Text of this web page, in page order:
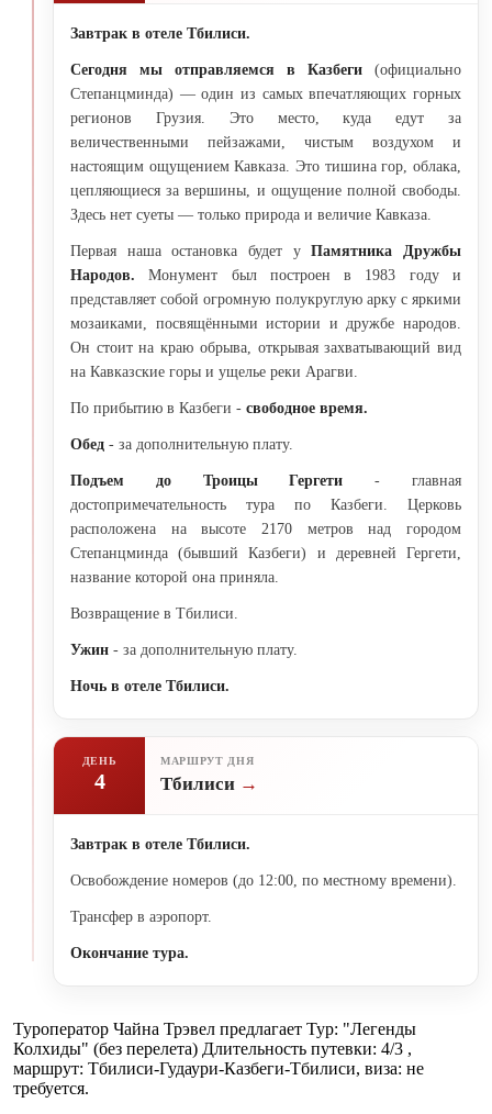
Завтрак в отеле Тбилиси.
Сегодня мы отправляемся в Казбеги (официально
Степанцминда) — один из самых впечатляющих горных
регионов Грузия. Это место, куда едут за
величественными пейзажами, чистым воздухом и
настоящим ощущением Кавказа. Это тишина гор, облака,
цепляющиеся за вершины, и ощущение полной свободы.
Здесь нет суеты — только природа и величие Кавказа.
Первая наша остановка будет уПамятника Дружбы
Народов.Монумент был построен в 1983 году и
представляет собой огромную полукруглую арку с яркими
мозаиками, посвящёнными истории и дружбе народов.
Он стоит на краю обрыва, открывая захватывающий вид
на Кавказские горы и ущелье реки Арагви.
По прибытию в Казбеги - свободное время.
Обед - за дополнительную плату.
Подъем до Троицы Гергети - главная
достопримечательность тура по Казбеги. Церковь
расположена на высоте 2170 метров над городом
Степанцминда (бывший Казбеги) и деревней Гергети,
название которой она приняла.
Возвращение в Тбилиси.
Ужин - за дополнительную плату.
Ночь в отеле Тбилиси.
ДЕНЬ
4
МАРШРУТ ДНЯ
Тбилиси
Завтрак в отеле Тбилиси.
Освобождение номеров (до 12:00, по местному времени).
Трансфер в аэропорт.
Окончание тура.
Туроператор Чайна Трэвел предлагает Тур: "Легенды
Колхиды" (без перелета) Длительность путевки: 4/3 ,
маршрут: Тбилиси-Гудаури-Казбеги-Тбилиси, виза: не
требуется.